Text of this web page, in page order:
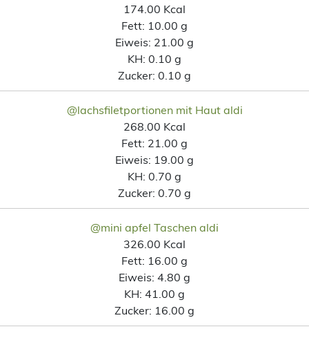
174.00 Kcal
Fett: 10.00 g
Eiweis: 21.00 g
KH: 0.10 g
Zucker: 0.10 g
@lachsfiletportionen mit Haut aldi
268.00 Kcal
Fett: 21.00 g
Eiweis: 19.00 g
KH: 0.70 g
Zucker: 0.70 g
@mini apfel Taschen aldi
326.00 Kcal
Fett: 16.00 g
Eiweis: 4.80 g
KH: 41.00 g
Zucker: 16.00 g